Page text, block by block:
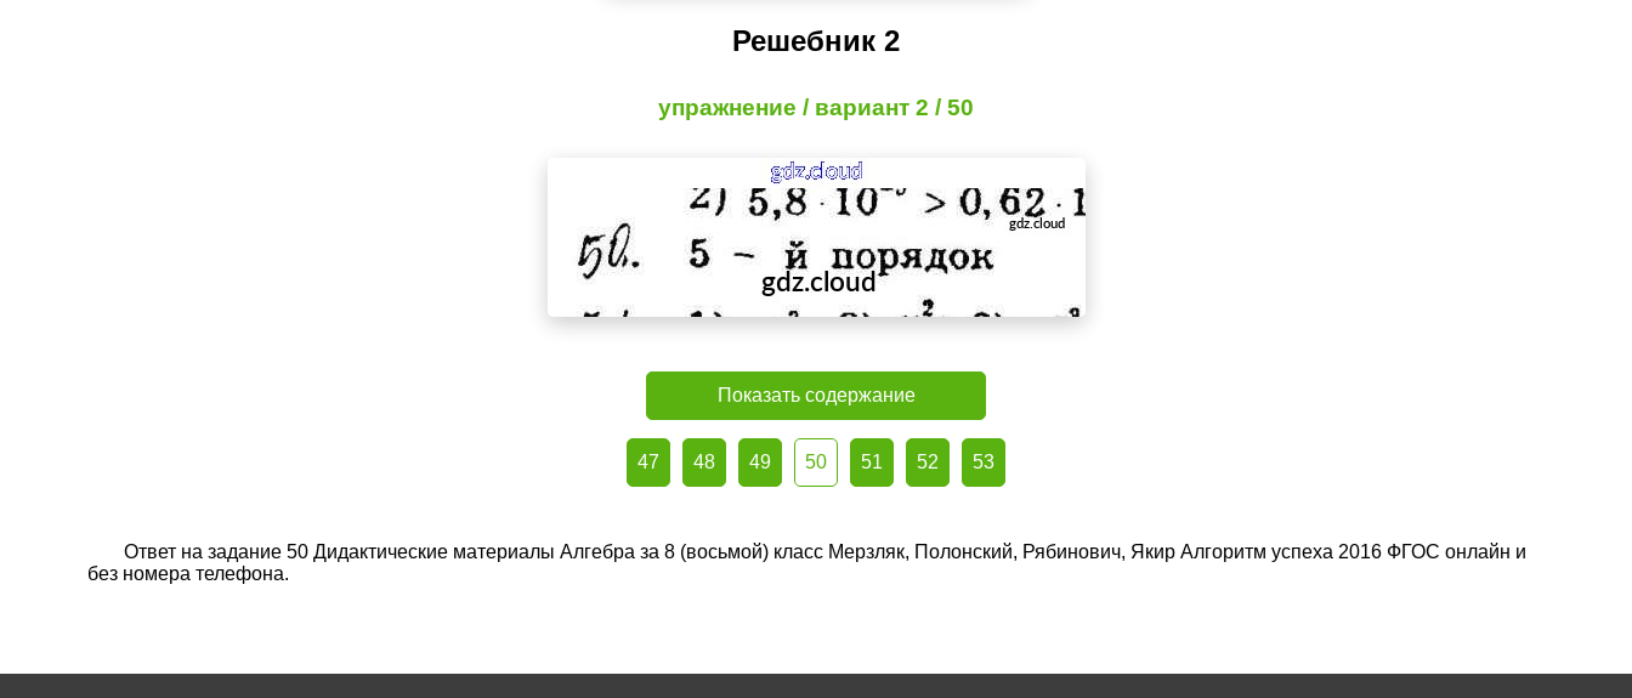
Решебник 2
упражнение / вариант 2 / 50
Показать содержание
47 48 49 50 51 52 53
Ответ на задание 50 Дидактические материалы Алгебра за 8 (восьмой) класс Мерзляк, Полонский, Рябинович, Якир Алгоритм успеха 2016 ФГОС онлайн и
без номера телефона.